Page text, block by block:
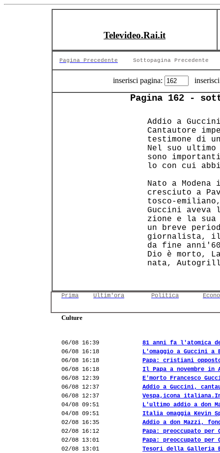
Televideo.Rai.it
Pagina Precedente Sottopagina Precedente
inserisci pagina:
Pagina 162 -
Addio a
Cantautore
testimone di
Nel suo
sono
lo con cui
Nato a
cresciuto a
tosco-
Guccini
zione e la
un breve
giornalista, il
da fine
Dio è morto,
nata,
Prima Ultim'ora Politica
Culture
06/08 16:39
81 anni fa l'atomica
06/08 16:18
L'omaggio a Guccini a
06/08 16:18
Papa: cristiani
06/08 16:18
Il Papa a novembre in
06/08 12:39
E'morto Francesco
06/08 12:37
Addio a Guccini,
06/08 12:37
Vespa,icona
04/08 09:51
L'ultimo addio a don
04/08 09:51
Italia omaggia Kevin
02/08 16:35
Addio a don Mazzi,
02/08 16:12
Papa: preoccupato per
02/08 13:01
Papa: preoccupato per
02/08 13:01
Tesori della Galleria